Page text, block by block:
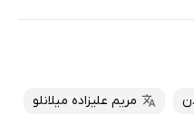
مریم علیزاده میلانلو